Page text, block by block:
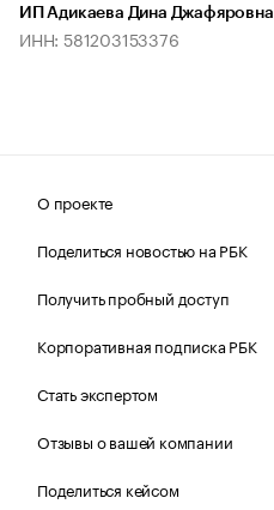
ИП Адикаева Дина Джафяровна
ИНН: 581203153376
О проекте
Поделиться новостью на РБК
Получить пробный доступ
Корпоративная подписка РБК
Стать экспертом
Отзывы о вашей компании
Поделиться кейсом